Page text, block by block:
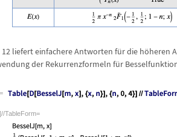
12 liefert einfachere Antworten für die höheren
der Rekurrenzformeln für
TableForm=